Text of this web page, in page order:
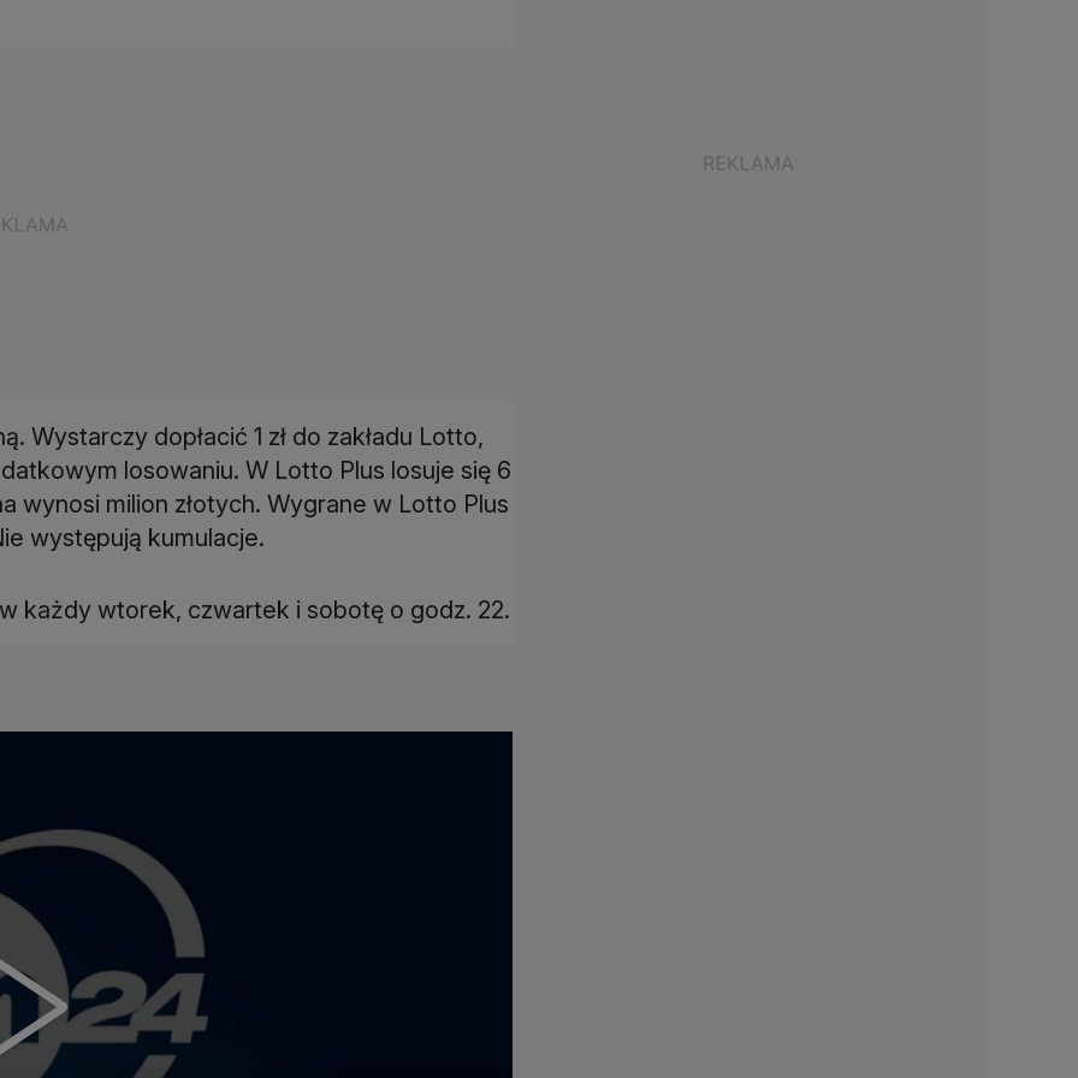
Wystarczy dopłacić 1 zł do zakładu Lotto,
losowaniu. W Lotto Plus losuje się 6
wynosi milion złotych. Wygrane w Lotto Plus
występują kumulacje.
każdy wtorek, czwartek i sobotę o godz. 22.